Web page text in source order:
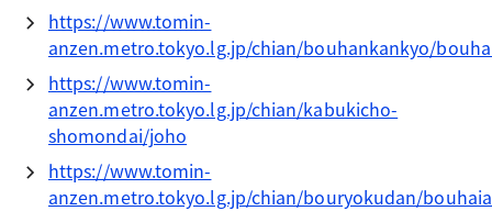
https://www.tomin-
anzen.metro.tokyo.lg.jp/chian/bouhankankyo/
https://www.tomin-
anzen.metro.tokyo.lg.jp/chian/kabukicho-
shomondai/joho
https://www.tomin-
anzen.metro.tokyo.lg.jp/chian/bouryokudan/